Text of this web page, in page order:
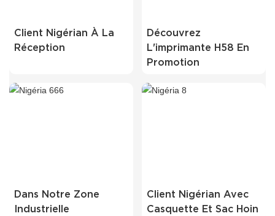
Client Nigérian À La
Réception
Découvrez
L'imprimante H58 En
Promotion
Dans Notre Zone
Industrielle
Client Nigérian Avec
Casquette Et Sac Hoin